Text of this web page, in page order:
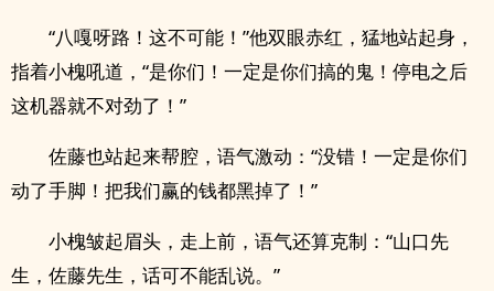
“八嘎呀路！这不可能！”他双眼赤红，猛地站起身，
指着小槐吼道，“是你们！一定是你们搞的鬼！停电之后
这机器就不对劲了！”
佐藤也站起来帮腔，语气激动：“没错！一定是你们
动了手脚！把我们赢的钱都黑掉了！”
小槐皱起眉头，走上前，语气还算克制：“山口先
生，佐藤先生，话可不能乱说。”